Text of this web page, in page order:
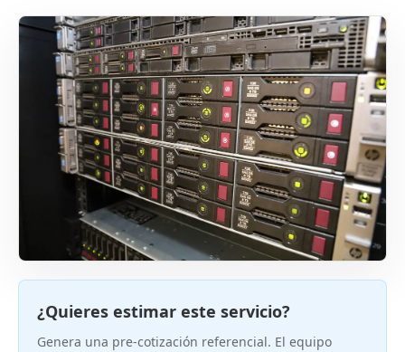
¿Quieres estimar este servicio?
Genera una pre-cotización referencial. El equipo